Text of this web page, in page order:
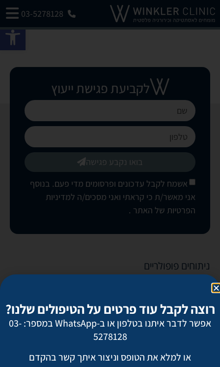
03-5278128
לקביעת פגישת ייעוץ
אשמח לקבל עדכונים ופרסומים מדי פעם. בנוסף
אני מאשר/ת כי קראתי ואני מסכים/ה למדיניות
הפרטיות של האתר .
בואו נקבע פגישה
ניתוחים פופולריים
הגדלת חזה
שאיבת שומן מונחית לייזר
רוצה לקבל עוד פרטים על הטיפולים שלנו?
אפשר לדבר איתנו בטלפון או ב-WhatsApp במספר: 03-
5278128
או למלא את הטופס וניצור איתך קשר בהקדם